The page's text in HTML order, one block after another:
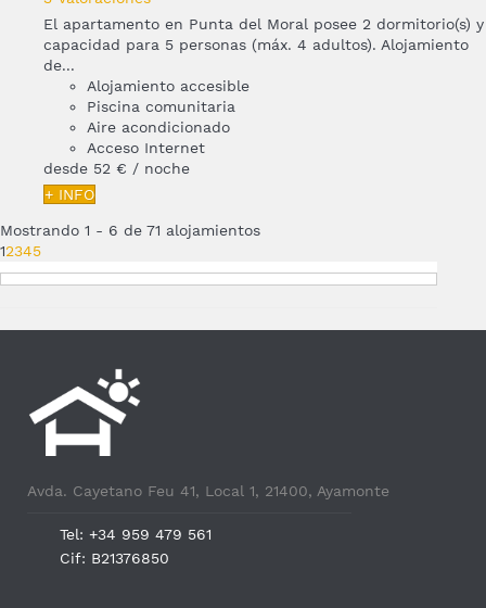
El apartamento en Punta del Moral posee 2 dormitorio(s) y
capacidad para 5 personas (máx. 4 adultos). Alojamiento
de...
Alojamiento accesible
Piscina comunitaria
Aire acondicionado
Acceso Internet
desde 52 € / noche
+ INFO
Mostrando 1 - 6 de 71 alojamientos
12345
Avda. Cayetano Feu 41, Local 1, 21400, Ayamonte
Tel: +34 959 479 561
Cif: B21376850